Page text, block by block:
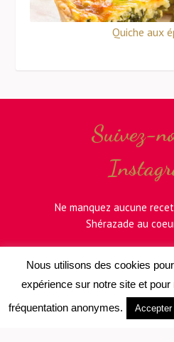
Quiche aux
Suivez-
Ne manquez aucune
Shérazade au
© 2024 •
Nous utilisons des cookies
expérience sur notre site et
fréquentation anonymes.
Accepter